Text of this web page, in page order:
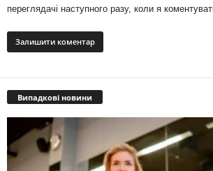
переглядачі наступного разу, коли я
Випадкові новини